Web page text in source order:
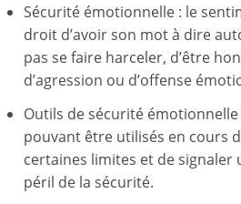
Sécurité émotionnelle : le
droit d’avoir son mot à dire
pas se faire harceler, d’être
d’agression ou d’offense
Outils de sécurité
pouvant être utilisés en cours
certaines limites et de signaler
péril de la sécurité.